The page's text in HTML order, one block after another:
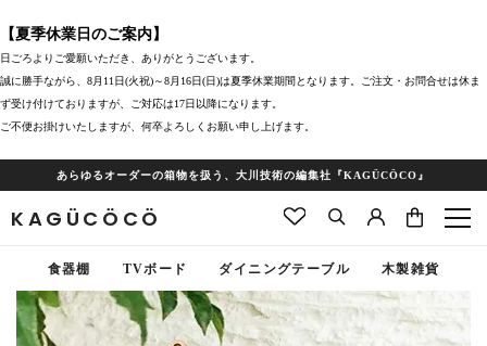
【夏季休業日のご案内】
日ごろよりご愛願いただき、ありがとうございます。
誠に勝手ながら、8月11日(火祝)～8月16日(日)は夏季休業期間となります。ご注文・お問合せは休ま
ず受け付けておりますが、ご対応は17日以降になります。
ご不便お掛けいたしますが、何卒よろしくお願い申し上げます。
あらゆるオーダーの箱物を扱う、大川技術の編集社『KAGÜCÖCO』
KAGÜCÖCÖ
食器棚 TVボード ダイニングテーブル 木製雑貨